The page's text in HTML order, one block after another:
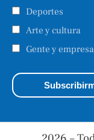
Deportes
Arte y cultura
Gente y empresa